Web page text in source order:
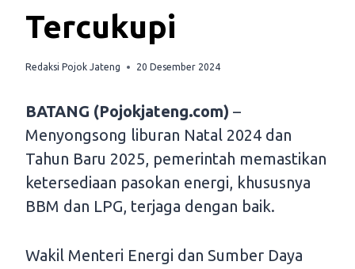
Tercukupi
Redaksi Pojok Jateng 20 Desember 2024
BATANG (Pojokjateng.com) –
Menyongsong liburan Natal 2024 dan
Tahun Baru 2025, pemerintah memastikan
ketersediaan pasokan energi, khususnya
BBM dan LPG, terjaga dengan baik.
Wakil Menteri Energi dan Sumber Daya